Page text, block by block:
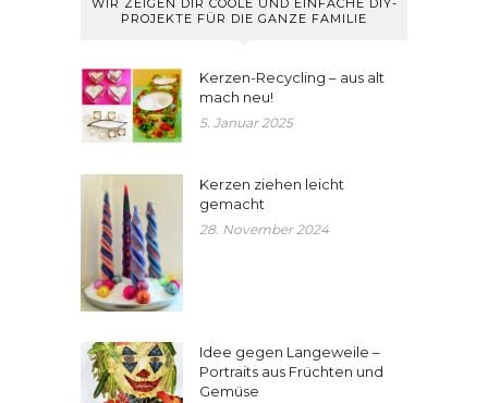
PROJEKTE FÜR DIE GANZE FAMILIE
Kerzen-Recycling – aus alt
mach neu!
5. Januar 2025
Kerzen ziehen leicht
gemacht
28. November 2024
Idee gegen Langeweile –
Portraits aus Früchten und
Gemüse